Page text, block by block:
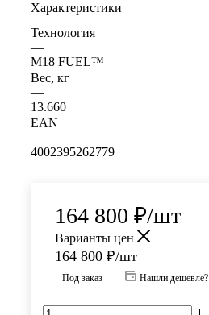
Характеристики
Технология
—
M18 FUEL™
Вес, кг
—
13.660
EAN
—
4002395262779
164 800 ₽/шт
Варианты цен
164 800 ₽/шт
Под заказ Нашли дешевле?